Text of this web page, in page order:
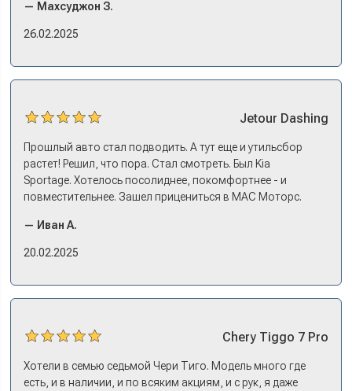
в документах порядок. И кредит дали без проблем. И
еще ОСАГО и КАСКО оформили. Зато на выдаче такие
— Махсуджон З.
26.02.2025
Jetour Dashing
Прошлый авто стал подводить. А тут еще и утильсбор
растет! Решил, что пора. Стал смотреть. Был Kia
Sportage. Хотелось посолиднее, покомфортнее - и
повместительнее. Зашел прицениться в МАС Моторс.
и прям мое! Даже не скажешь, что «китаец». Прям не
вылезая из него и порешали. Спортэйдж в трейд-ин
— Иван А.
20.02.2025
Chery Tiggo 7 Pro
Хотели в семью седьмой Чери Тиго. Модель много где
есть, и в наличии, и по всяким акциям, и с рук, я даже